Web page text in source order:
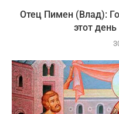
Отец Пимен (Влад):
этот